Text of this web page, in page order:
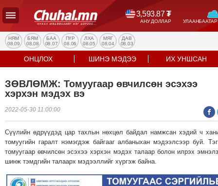
3,593.87₮
АНУ ДОЛЛАР
УЛС
ТӨР
НИЙГЭМ
ЭРҮҮЛ
МЭНД
СПОРТ
ENTERTAINMENT
ДЭЛХИЙН
МЭДЭЭ
БИЗНЕС
НЯМ
08.09
БЯМ
08.08
БАА
08.07
ПҮР
08.06
ЛХА
08.05
МЯГ
08.04
ДАВ
08.03
ОНЦЛОХ ШИНЭ МЭДЭЭ ИХ УНШСАН
ЗӨВЛӨМЖ: Томуугаар өвчилсөн эсэхээ
хэрхэн мэдэх вэ
2022-05-30 11:00:00
Сүүлийн өдрүүдэд цар тахлын нөхцөл байдал намжсан хэдий ч
томуугийн гаралт нэмэгдэж байгааг албаныхан мэдээлсээр буй.
томуугаар өвчилсөн эсэхээ хэрхэн мэдэх талаар болон илрэх
шинж тэмдгийн талаарх мэдээллийг хүргэж байна.